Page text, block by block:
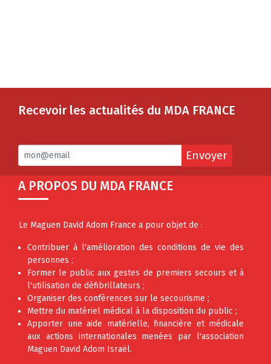
Recevoir les actualités du MDA FRANCE
Envoyer
A PROPOS DU MDA FRANCE
Le Maguen David Adom France a pour objet de :
Contribuer à l'amélioration des conditions de vie des
personnes ;
Former le public aux gestes de premiers secours et à
l'utilisation de défibrillateurs ;
Organiser des conférences sur le secourisme ;
Mettre du matériel médical à la disposition du public ;
Apporter une aide matérielle, financière et médicale
aux actions internationales menées par l'association
Maguen David Adom Israël.